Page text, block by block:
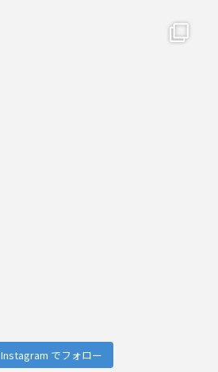
Instagram でフォロー